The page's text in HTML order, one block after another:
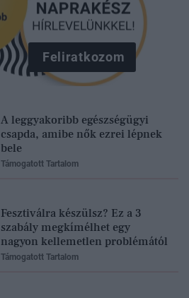
Feliratkozom
A leggyakoribb egészségügyi
csapda, amibe nők ezrei lépnek
bele
Támogatott Tartalom
Fesztiválra készülsz? Ez a 3
szabály megkímélhet egy
nagyon kellemetlen problémától
Támogatott Tartalom